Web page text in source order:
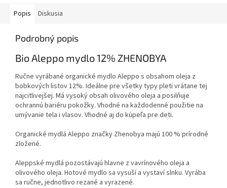
Popis Diskusia
Podrobný popis
Bio Aleppo mydlo 12% ZHENOBYA
Ručne vyrábané organické mydlo Aleppo s obsahom oleja z
bobkových listov 12%. Ideálne pre všetky typy pleti vrátane tej
najcitlivejšej. Má vysoký obsah olivového oleja a posilňuje
ochrannú bariéru pokožky. Vhodné na každodenné použitie na
umývanie tela i vlasov. Vhodné aj do kúpeľa pre deti.
Organické mydlá Aleppo značky Zhenobya majú 100 % prírodné
zložené.
Aleppské mydlá pozostávajú hlavne z vavrínového oleja a
olivového oleja. Hotové mydlo sa vysuší a vystaví slnku. Vyrába
sa ručne, jednotlivo rezané a vyrazené.